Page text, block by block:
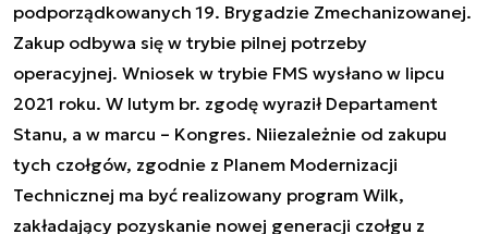
podporządkowanych 19. Brygadzie Zmechanizowanej.
Zakup odbywa się w trybie pilnej potrzeby
operacyjnej. Wniosek w trybie FMS wysłano w lipcu
2021 roku. W lutym br. zgodę wyraził Departament
Stanu, a w marcu – Kongres. Niiezależnie od zakupu
tych czołgów, zgodnie z Planem Modernizacji
Technicznej ma być realizowany program Wilk,
zakładający pozyskanie nowej generacji czołgu z